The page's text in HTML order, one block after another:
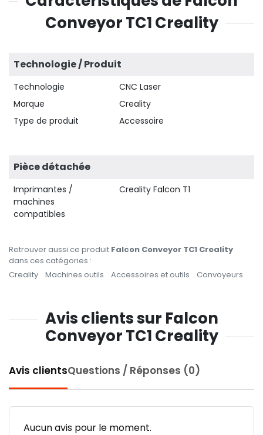
Conveyor TC1 Creality
Technologie / Produit
Technologie
CNC Laser
Marque
Creality
Type de produit
Accessoire
Pièce détachée
Imprimantes /
machines
compatibles
Creality Falcon T1
Retrouver aussi ce produit Falcon Conveyor TC1 Creality
dans ces catégories :
Creality
Machines outils Accessoires et outils Convoyeurs
Avis clients sur Falcon
Conveyor TC1 Creality
Avis clientsQuestions / Réponses (0)
Aucun avis pour le moment.